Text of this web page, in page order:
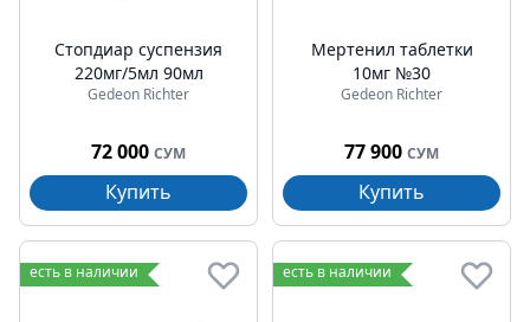
Стопдиар суспензия
220мг/5мл 90мл
Gedeon Richter
72 000 СУМ
Купить
Мертенил таблетки
10мг №30
Gedeon Richter
77 900 СУМ
Купить
есть в наличии есть в наличии